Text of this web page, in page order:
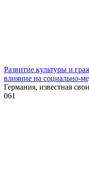
Развитие культуры и
влияние на социально-
Германия, известная
061